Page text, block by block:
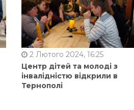
2 Лютого 2024, 16:25
Центр дітей та молоді з
інвалідністю відкрили в
Тернополі